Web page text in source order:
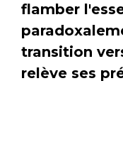
flamber
transition
relève ses